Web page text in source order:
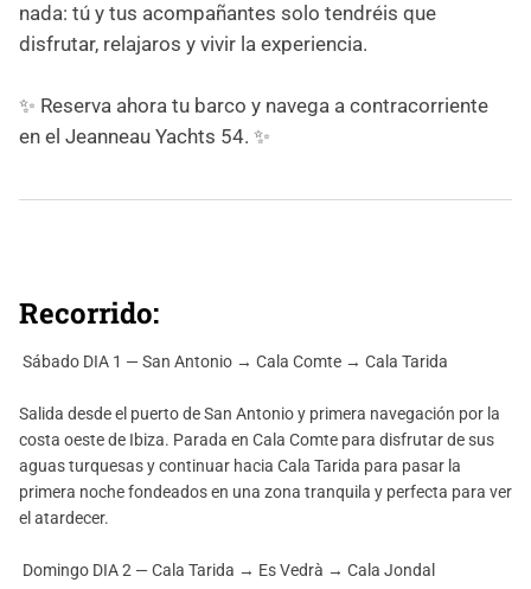
nada: tú y tus acompañantes solo tendréis que
disfrutar, relajaros y vivir la experiencia.
✨ Reserva ahora tu barco y navega a contracorriente
en el Jeanneau Yachts 54. ✨
Recorrido:
️ Sábado DIA 1 — San Antonio → Cala Comte → Cala Tarida
Salida desde el puerto de San Antonio y primera navegación por la
costa oeste de Ibiza. Parada en Cala Comte para disfrutar de sus
aguas turquesas y continuar hacia Cala Tarida para pasar la
primera noche fondeados en una zona tranquila y perfecta para ver
el atardecer.
️ Domingo DIA 2 — Cala Tarida → Es Vedrà → Cala Jondal